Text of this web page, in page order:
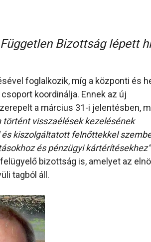
Bizottság lépett
foglalkozik, míg a központi és
koordinálja. Ennek az új
a március 31-i jelentésben,
történt visszaélések kezelésének
kiszolgáltatott felnőttekkel
és pénzügyi kártérítésekhez”
bizottság is, amelyet az
tagból áll.